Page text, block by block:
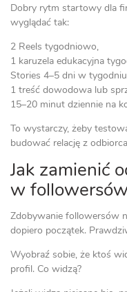
Dobry rytm startowy dla
wyglądać tak:
2 Reels tygodniowo,
1 karuzela edukacyjna
Stories 4–5 dni w
1 treść dowodowa lub
15–20 minut dziennie na
To wystarczy, żeby
budować relację z
Jak zamienić
w
Zdobywanie followersów
dopiero początek.
Wyobraź sobie, że ktoś
profil. Co widzą?